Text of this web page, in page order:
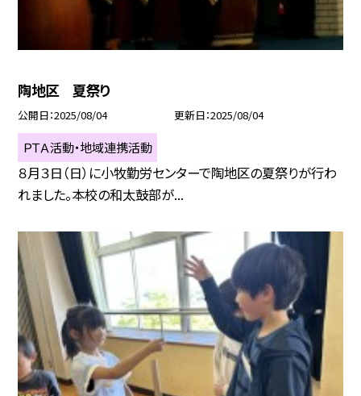
陶地区 夏祭り
公開日 2025/08/04 更新日 2025/08/04
ＰＴＡ活動・地域連携活動
８月３日（日）に小牧勤労センターで陶地区の夏祭りが行わ
れました。本校の和太鼓部が...